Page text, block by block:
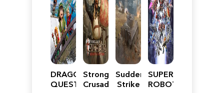
DRAGON
QUEST
Stronghold
Crusader:
Sudden
Strike
SUPER
ROBOT